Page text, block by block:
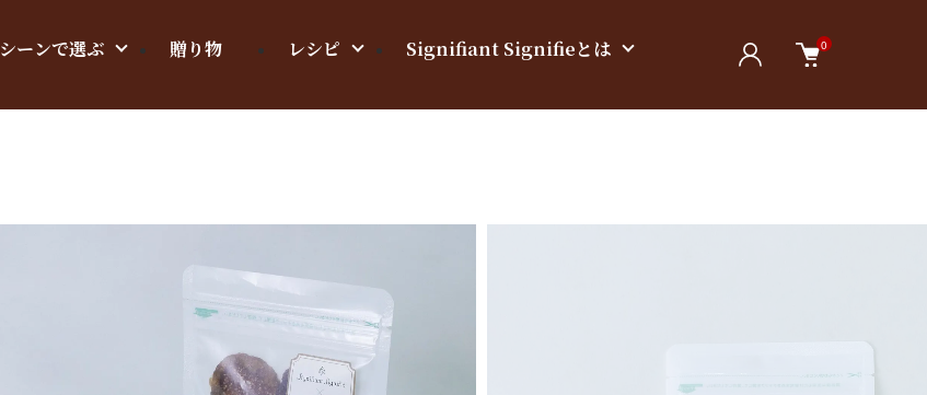
シーンで選ぶ 贈り物 レシピ Signifiant Signifieとは 0